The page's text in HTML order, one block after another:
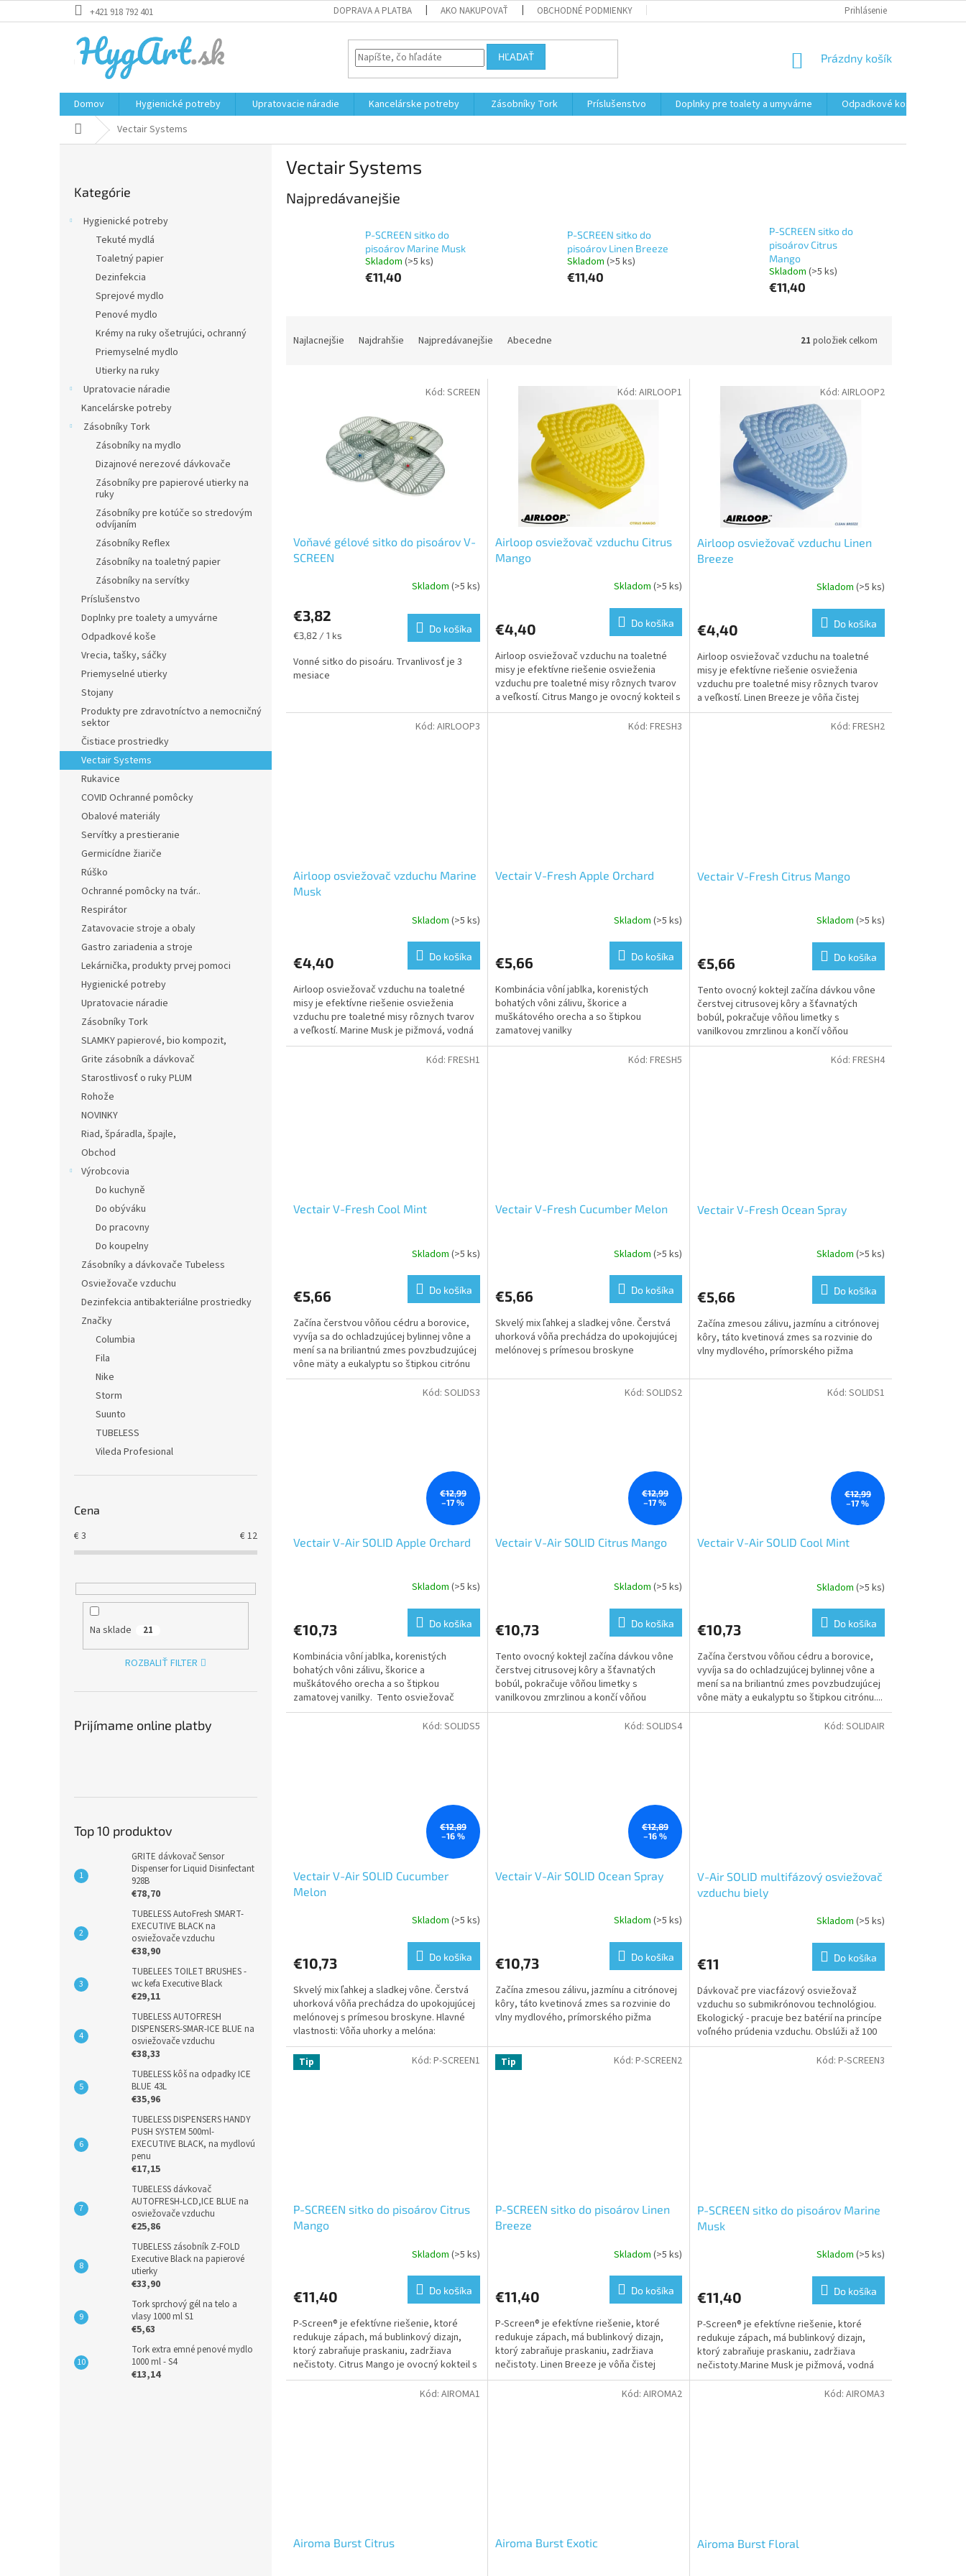
na
+421 918 792 401 DOPRAVA A PLATBA AKO NAKUPOVAŤ OBCHODNÉ PODMIENKY FORMULÁR NA
Prihlásenie
HĽADAŤ
NÁKUPNÝ
Prázdny košík
Domov Hygienické potreby Upratovacie náradie Kancelárske potreby Zásobníky Tork Príslušenstvo Doplnky pre toalety a umyvárne Odpadkové koše
DomovVectair Systems
kategórie
Kategórie
Hygienické potreby
Tekuté mydlá
Toaletný papier
Dezinfekcia
Sprejové mydlo
Penové mydlo
Krémy na ruky ošetrujúci, ochranný
Priemyselné mydlo
Utierky na ruky
Upratovacie náradie
Kancelárske potreby
Zásobníky Tork
Zásobníky na mydlo
Dizajnové nerezové dávkovače
Zásobníky pre papierové utierky na
ruky
Zásobníky pre kotúče so stredovým
odvíjaním
Zásobníky Reflex
Zásobníky na toaletný papier
Zásobníky na servítky
Príslušenstvo
Doplnky pre toalety a umyvárne
Odpadkové koše
Vrecia, tašky, sáčky
Priemyselné utierky
Stojany
Produkty pre zdravotníctvo a nemocničný
sektor
Čistiace prostriedky
Vectair Systems
Rukavice
COVID Ochranné pomôcky
Obalové materiály
Servítky a prestieranie
Germicídne žiariče
Rúško
Ochranné pomôcky na tvár..
Respirátor
Zatavovacie stroje a obaly
Gastro zariadenia a stroje
Lekárnička, produkty prvej pomoci
Hygienické potreby
Upratovacie náradie
Zásobníky Tork
SLAMKY papierové, bio kompozit,
Grite zásobník a dávkovač
Starostlivosť o ruky PLUM
Rohože
NOVINKY
Riad, špáradla, špajle,
Obchod
Výrobcovia
Do kuchyně
Do obýváku
Do pracovny
Do koupelny
Zásobníky a dávkovače Tubeless
Osviežovače vzduchu
Dezinfekcia antibakteriálne prostriedky
Značky
Columbia
Fila
Nike
Storm
Suunto
TUBELESS
Vileda Profesional
Cena
€3 €12
Na sklade 21
ROZBALIŤ FILTER
Prijímame online platby
Top 10 produktov
GRITE dávkovač Sensor
Dispenser for Liquid Disinfectant
928B
€78,70
TUBELESS AutoFresh SMART-
EXECUTIVE BLACK na
osviežovače vzduchu
€38,90
TUBELEES TOILET BRUSHES -
wc kefa Executive Black
€29,11
TUBELESS AUTOFRESH
DISPENSERS-SMAR-ICE BLUE na
osviežovače vzduchu
€38,33
TUBELESS kôš na odpadky ICE
BLUE 43L
€35,96
TUBELESS DISPENSERS HANDY
PUSH SYSTEM 500ml-
EXECUTIVE BLACK, na mydlovú
penu
€17,15
TUBELESS dávkovač
AUTOFRESH-LCD,ICE BLUE na
osviežovače vzduchu
€25,86
TUBELESS zásobník Z-FOLD
Executive Black na papierové
utierky
€33,90
Tork sprchový gél na telo a
vlasy 1000 ml S1
€5,63
Tork extra emné penové mydlo
1000 ml - S4
€13,14
Vectair Systems
Najpredávanejšie
P-SCREEN sitko do
pisoárov Marine Musk
Skladom (>5 ks)
€11,40
P-SCREEN sitko do
pisoárov Linen Breeze
Skladom (>5 ks)
€11,40
P-SCREEN sitko do
pisoárov Citrus
Mango
Skladom (>5 ks)
€11,40
Najlacnejšie Najdrahšie Najpredávanejšie Abecedne 21 položiek celkom
Voňavé gélové sitko do pisoárov V-
SCREEN
produktu
je
5,0
z
5
Skladom (>5 ks)
€3,82
Jednotková
€3,82 / 1 ks
Do košíka
Vonné sitko do pisoáru. Trvanlivosť je 3
mesiace
Kód: SCREEN
Airloop osviežovač vzduchu Citrus
Mango
Skladom (>5 ks)
€4,40 Do košíka
Airloop osviežovač vzduchu na toaletné
misy je efektívne riešenie osvieženia
vzduchu pre toaletné misy rôznych tvarov
a veľkostí. Citrus Mango je ovocný kokteil s
citrusovou...
Kód: AIRLOOP1
Airloop osviežovač vzduchu Linen
Breeze
Skladom (>5 ks)
€4,40 Do košíka
Airloop osviežovač vzduchu na toaletné
misy je efektívne riešenie osvieženia
vzduchu pre toaletné misy rôznych tvarov
a veľkostí. Linen Breeze je vôňa čistej
bielizne, ktorá...
Kód: AIRLOOP2
Airloop osviežovač vzduchu Marine
Musk
je
z
5
hviezdičiek.
Skladom (>5 ks)
€4,40 Do košíka
Airloop osviežovač vzduchu na toaletné
misy je efektívne riešenie osvieženia
vzduchu pre toaletné misy rôznych tvarov
a veľkostí. Marine Musk je pižmová, vodná
vôňa s citrusom,...
Kód: AIRLOOP3
Vectair V-Fresh Apple Orchard
Skladom (>5 ks)
€5,66 Do košíka
Kombinácia vôní jablka, korenistých
bohatých vôni zálivu, škorice a
muškátového orecha a so štipkou
zamatovej vanilky
Kód: FRESH3
Vectair V-Fresh Citrus Mango
Skladom (>5 ks)
€5,66 Do košíka
Tento ovocný koktejl začína dávkou vône
čerstvej citrusovej kôry a šťavnatých
bobúl, pokračuje vôňou limetky s
vanilkovou zmrzlinou a končí vôňou
broskyne a manga
Kód: FRESH2
Vectair V-Fresh Cool Mint
Skladom (>5 ks)
€5,66 Do košíka
Začína čerstvou vôňou cédru a borovice,
vyvíja sa do ochladzujúcej bylinnej vône a
mení sa na briliantnú zmes povzbudzujúcej
vône mäty a eukalyptu so štipkou citrónu
Kód: FRESH1
Vectair V-Fresh Cucumber Melon
Skladom (>5 ks)
€5,66 Do košíka
Skvelý mix ľahkej a sladkej vône. Čerstvá
uhorková vôňa prechádza do upokojujúcej
melónovej s prímesou broskyne
Kód: FRESH5
Vectair V-Fresh Ocean Spray
Skladom (>5 ks)
€5,66 Do košíka
Začína zmesou zálivu, jazmínu a citrónovej
kôry, táto kvetinová zmes sa rozvinie do
vlny mydlového, prímorského pižma
Kód: FRESH4
€12,99
–17 %
Vectair V-Air SOLID Apple Orchard
Skladom (>5 ks)
€10,73 Do košíka
Kombinácia vôní jablka, korenistých
bohatých vôni zálivu, škorice a
muškátového orecha a so štipkou
zamatovej vanilky. Tento osviežovač
využíva technológiu SOLID, ktorá...
Kód: SOLIDS3
€12,99
–17 %
Vectair V-Air SOLID Citrus Mango
Skladom (>5 ks)
€10,73 Do košíka
Tento ovocný koktejl začína dávkou vône
čerstvej citrusovej kôry a šťavnatých
bobúl, pokračuje vôňou limetky s
vanilkovou zmrzlinou a končí vôňou
broskyne a manga. Vectair...
Kód: SOLIDS2
€12,99
–17 %
Vectair V-Air SOLID Cool Mint
Skladom (>5 ks)
€10,73 Do košíka
Začína čerstvou vôňou cédru a borovice,
vyvíja sa do ochladzujúcej bylinnej vône a
mení sa na briliantnú zmes povzbudzujúcej
vône mäty a eukalyptu so štipkou citrónu....
Kód: SOLIDS1
€12,89
–16 %
Vectair V-Air SOLID Cucumber
Melon
Skladom (>5 ks)
€10,73 Do košíka
Skvelý mix ľahkej a sladkej vône. Čerstvá
uhorková vôňa prechádza do upokojujúcej
melónovej s prímesou broskyne. Hlavné
vlastnosti: Vôňa uhorky a melóna:
Kombinácia týchto...
Kód: SOLIDS5
€12,89
–16 %
Vectair V-Air SOLID Ocean Spray
Skladom (>5 ks)
€10,73 Do košíka
Začína zmesou zálivu, jazmínu a citrónovej
kôry, táto kvetinová zmes sa rozvinie do
vlny mydlového, prímorského pižma
Kód: SOLIDS4
V-Air SOLID multifázový osviežovač
vzduchu biely
Skladom (>5 ks)
€11 Do košíka
Dávkovač pre viacfázový osviežovaž
vzduchu so submikrónovou technológiou.
Ekologický - pracuje bez batérií na princípe
voľného prúdenia vzduchu. Obslúži až 100
m3 priestoru....
Kód: SOLIDAIR
Tip
P-SCREEN sitko do pisoárov Citrus
Mango
Skladom (>5 ks)
€11,40 Do košíka
P-Screen® je efektívne riešenie, ktoré
redukuje zápach, má bublinkový dizajn,
ktorý zabraňuje praskaniu, zadržiava
nečistoty. Citrus Mango je ovocný kokteil s
citrusovou kôrou a...
Kód: P-SCREEN1 Tip
P-SCREEN sitko do pisoárov Linen
Breeze
Skladom (>5 ks)
€11,40 Do košíka
P-Screen® je efektívne riešenie, ktoré
redukuje zápach, má bublinkový dizajn,
ktorý zabraňuje praskaniu, zadržiava
nečistoty. Linen Breeze je vôňa čistej
bielizne, ktorá vytvára...
Kód: P-SCREEN2
P-SCREEN sitko do pisoárov Marine
Musk
Skladom (>5 ks)
€11,40 Do košíka
P-Screen® je efektívne riešenie, ktoré
redukuje zápach, má bublinkový dizajn,
ktorý zabraňuje praskaniu, zadržiava
nečistoty.Marine Musk je pižmová, vodná
vôňa s citrusom,...
Kód: P-SCREEN3
Airoma Burst Citrus
Kód: AIROMA1
Airoma Burst Exotic
Kód: AIROMA2
Airoma Burst Floral
Kód: AIROMA3